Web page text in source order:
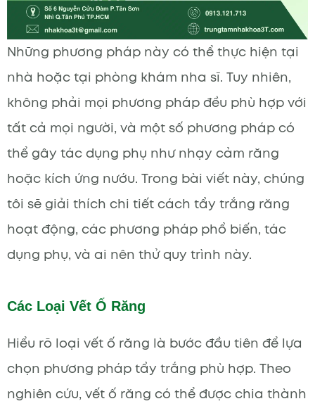
Những phương pháp này có thể thực hiện tại
nhà hoặc tại phòng khám nha sĩ. Tuy nhiên,
không phải mọi phương pháp đều phù hợp với
tất cả mọi người, và một số phương pháp có
thể gây tác dụng phụ như nhạy cảm răng
hoặc kích ứng nướu. Trong bài viết này, chúng
tôi sẽ giải thích chi tiết cách tẩy trắng răng
hoạt động, các phương pháp phổ biến, tác
dụng phụ, và ai nên thử quy trình này.
Các Loại Vết Ố Răng
Hiểu rõ loại vết ố răng là bước đầu tiên để lựa
chọn phương pháp tẩy trắng phù hợp. Theo
nghiên cứu, vết ố răng có thể được chia thành